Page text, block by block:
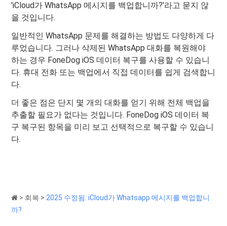
'iCloud가 WhatsApp 메시지를 백업합니까?'라고 묻지 않
을 것입니다.
일반적인 WhatsApp 문제를 해결하는 방법도 다양하게 다
루었습니다. 그러나 삭제된 WhatsApp 대화를 복원해야
하는 경우 FoneDog iOS 데이터 복구를 사용할 수 있습니
다. 휴대 전화 또는 백업에서 직접 데이터를 쉽게 검색합니
다.
더 좋은 점은 단지 몇 개의 대화를 얻기 위해 전체 백업을
추출할 필요가 없다는 것입니다. FoneDog iOS 데이터 복
구 복구된 항목을 미리 보고 선택적으로 복구할 수 있습니
다.
> 회복 > 2025 수정됨: iCloud가 Whatsapp 메시지를 백업합니
까?